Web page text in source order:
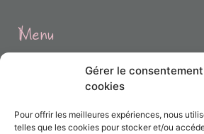
Gérer le
cookies
Pour offrir les meilleures expériences, nous
telles que les cookies pour stocker et/ou
Menu
Prestations